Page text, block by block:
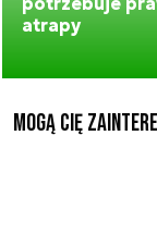
atrapy
Mogą Cię